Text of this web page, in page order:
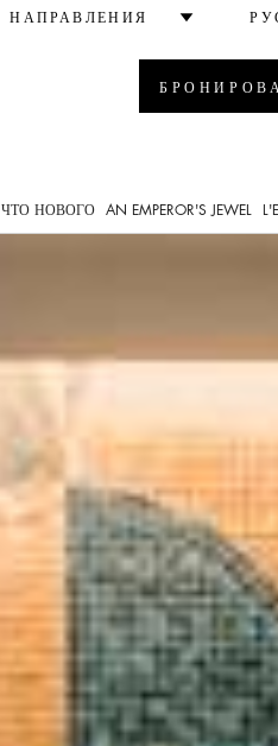
НАПРАВЛЕНИЯ
ЧТО НОВОГО AN EMPEROR'S JEWEL